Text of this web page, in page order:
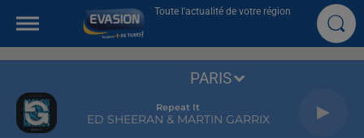
Toute l'actualité de votre région
Repeat It
ED SHEERAN & MARTIN GARRIX
PARIS